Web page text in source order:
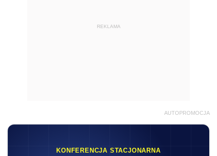
REKLAMA
AUTOPROMOCJA
KONFERENCJA STACJONARNA